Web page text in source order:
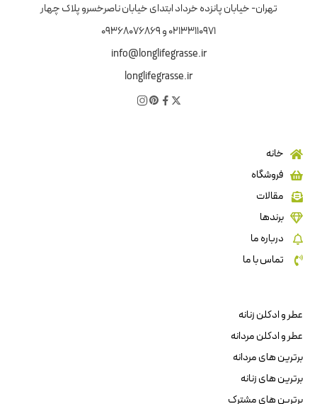
تهران- خیابان پانزده خرداد ابتدای خیابان ناصرخسرو پلاک چهار
02133110971 و 09368076869
info@longlifegrasse.ir
longlifegrasse.ir
خانه
فروشگاه
مقالات
برندها
درباره ما
تماس با ما
عطر و ادکلن زنانه
عطر و ادکلن مردانه
برترین های مردانه
برترین های زنانه
برترین های مشترک